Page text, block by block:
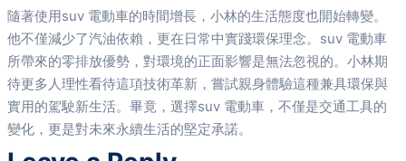
隨著使用suv 電動車的時間增長，小林的生活態度也開始轉變。
他不僅減少了汽油依賴，更在日常中實踐環保理念。suv 電動車
所帶來的零排放優勢，對環境的正面影響是無法忽視的。小林期
待更多人理性看待這項技術革新，嘗試親身體驗這種兼具環保與
實用的駕駛新生活。畢竟，選擇suv 電動車，不僅是交通工具的
變化，更是對未來永續生活的堅定承諾。